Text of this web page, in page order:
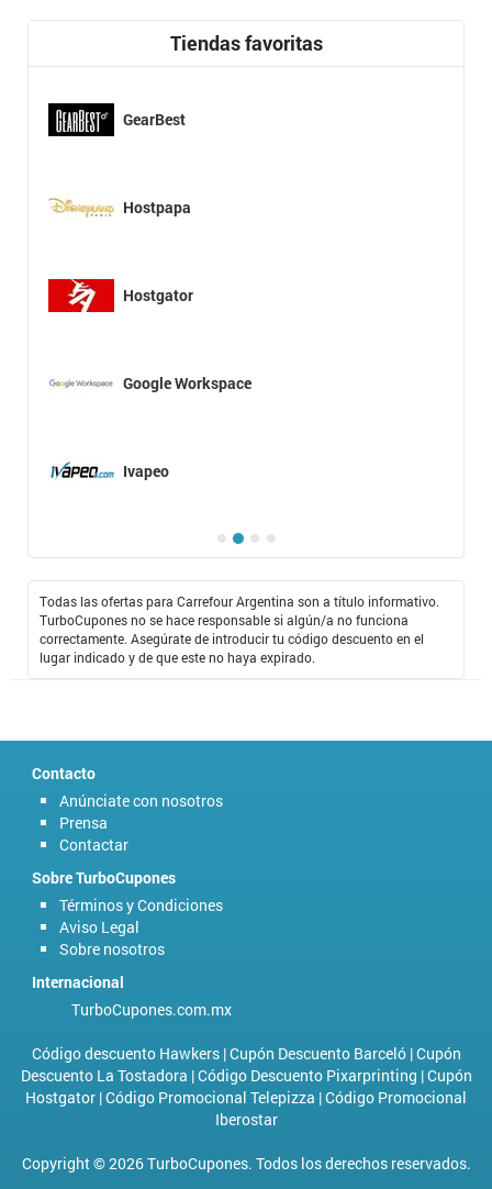
Tiendas favoritas
GearBest
Hostpapa
Hostgator
Google Workspace
Ivapeo
Todas las ofertas para Carrefour Argentina son a título informativo.
TurboCupones no se hace responsable si algún/a no funciona
correctamente. Asegúrate de introducir tu código descuento en el
lugar indicado y de que este no haya expirado.
Contacto
Anúnciate con nosotros
Prensa
Contactar
Sobre TurboCupones
Términos y Condiciones
Aviso Legal
Sobre nosotros
Internacional
TurboCupones.com.mx
Código descuento Hawkers|Cupón Descuento Barceló|Cupón
Descuento La Tostadora |Código Descuento Pixarprinting |Cupón
Hostgator |Código Promocional Telepizza |Código Promocional
Iberostar
Copyright © 2026 TurboCupones. Todos los derechos reservados.